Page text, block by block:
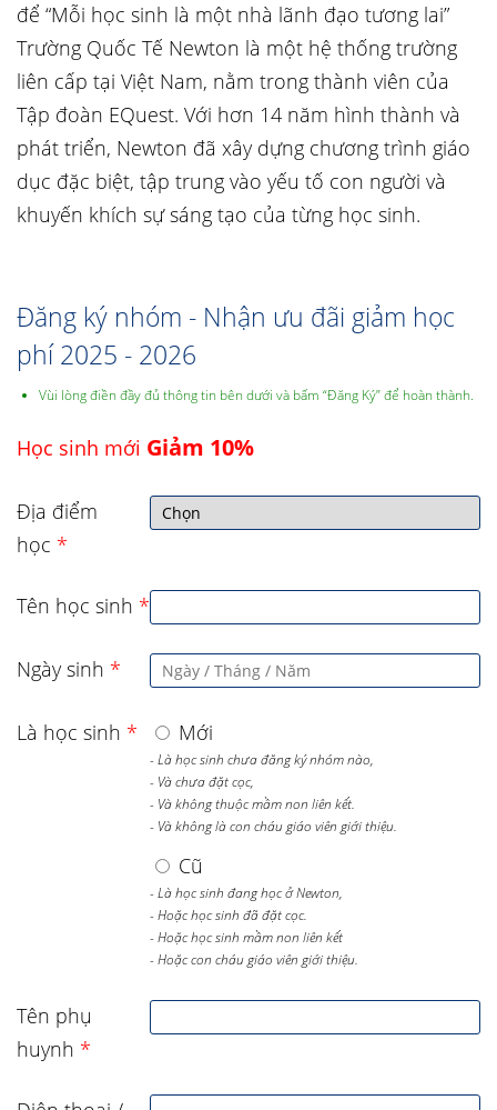
để “Mỗi học sinh là một nhà lãnh đạo tương lai”
Trường Quốc Tế Newton là một hệ thống trường
liên cấp tại Việt Nam, nằm trong thành viên của
Tập đoàn EQuest. Với hơn 14 năm hình thành và
phát triển, Newton đã xây dựng chương trình giáo
dục đặc biệt, tập trung vào yếu tố con người và
khuyến khích sự sáng tạo của từng học sinh.
Đăng ký nhóm - Nhận ưu đãi giảm học
phí 2025 - 2026
Vùi lòng điền đầy đủ thông tin bên dưới và bấm “Đăng Ký” để hoàn thành.
Học sinh mới Giảm 10%
Địa điểm
học *
Tên học sinh *
Ngày sinh *
Là học sinh * Mới
- Là học sinh chưa đăng ký nhóm nào,
- Và chưa đặt cọc,
- Và không thuộc mầm non liên kết.
- Và không là con cháu giáo viên giới thiệu.
Cũ
- Là học sinh đang học ở Newton,
- Hoặc học sinh đã đặt cọc.
- Hoặc học sinh mầm non liên kết
- Hoặc con cháu giáo viên giới thiệu.
Tên phụ
huynh *